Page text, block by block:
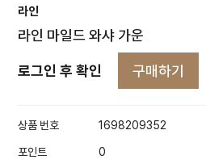
라인
라인 마일드 와샤 가운
로그인 후 확인 구매하기
상품 번호 1698209352
포인트 0